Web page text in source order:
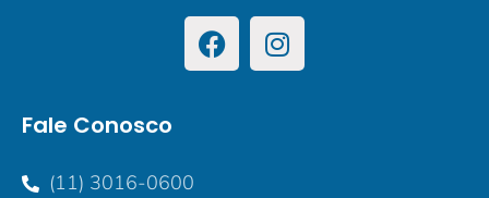
Fale Conosco
(11) 3016-0600